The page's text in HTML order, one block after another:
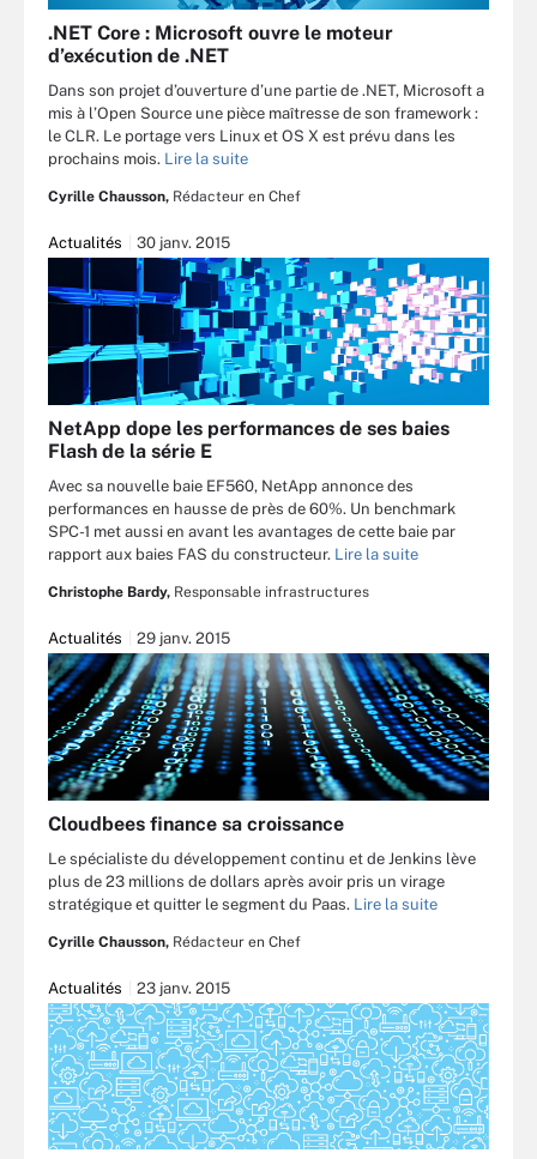
.NET Core : Microsoft ouvre le moteur
d’exécution de .NET
Dans son projet d’ouverture d’une partie de .NET, Microsoft a
mis à l’Open Source une pièce maîtresse de son framework :
le CLR. Le portage vers Linux et OS X est prévu dans les
prochains mois. Lire la suite
Cyrille Chausson, Rédacteur en Chef
Actualités 30 janv. 2015
NetApp dope les performances de ses baies
Flash de la série E
Avec sa nouvelle baie EF560, NetApp annonce des
performances en hausse de près de 60%. Un benchmark
SPC-1 met aussi en avant les avantages de cette baie par
rapport aux baies FAS du constructeur. Lire la suite
Christophe Bardy, Responsable infrastructures
Actualités 29 janv. 2015
Cloudbees finance sa croissance
Le spécialiste du développement continu et de Jenkins lève
plus de 23 millions de dollars après avoir pris un virage
stratégique et quitter le segment du Paas. Lire la suite
Cyrille Chausson, Rédacteur en Chef
Actualités 23 janv. 2015